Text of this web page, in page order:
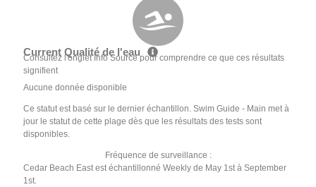
Current Qualité de l'eau
Consultez l'onglet Info Source pour comprendre ce que ces résultats
signifient
Aucune donnée disponible
Ce statut est basé sur le dernier échantillon. Swim Guide - Main met à
jour le statut de cette plage dès que les résultats des tests sont
disponibles.
Fréquence de surveillance :
Cedar Beach East est échantillonné Weekly de May 1st à September
1st.